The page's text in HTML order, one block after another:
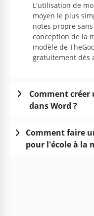
L'utilisation de
moyen le plus
notes propre
conception de la
modèle de
gratuitement dès
Comment
dans Word ?
Comment faire
pour l'école à la